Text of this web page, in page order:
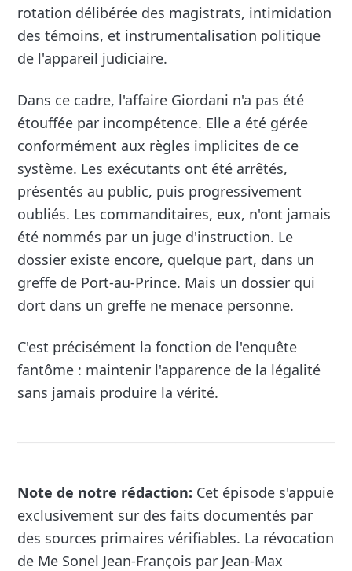
rotation délibérée des magistrats, intimidation
des témoins, et instrumentalisation politique
de l'appareil judiciaire.
Dans ce cadre, l'affaire Giordani n'a pas été
étouffée par incompétence. Elle a été gérée
conformément aux règles implicites de ce
système. Les exécutants ont été arrêtés,
présentés au public, puis progressivement
oubliés. Les commanditaires, eux, n'ont jamais
été nommés par un juge d'instruction. Le
dossier existe encore, quelque part, dans un
greffe de Port-au-Prince. Mais un dossier qui
dort dans un greffe ne menace personne.
C'est précisément la fonction de l'enquête
fantôme : maintenir l'apparence de la légalité
sans jamais produire la vérité.
Note de notre rédaction: Cet épisode s'appuie
exclusivement sur des faits documentés par
des sources primaires vérifiables. La révocation
de Me Sonel Jean-François par Jean-Max